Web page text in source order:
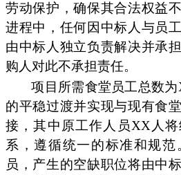
劳动保护，确保其合法权益
进程中，任何因中标人与员
由中标人独立负责解决并承
购人对此不承担责任。
项目所需食堂员工总数
的平稳过渡并实现与现有食
接，其中原工作人员XX人
系，遵循统一的标准和规
员，产生的空缺职位将由中